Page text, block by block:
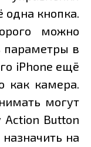
одна кнопка.
можно
параметры в
iPhone ещё
как камера.
могут
Action Button
на